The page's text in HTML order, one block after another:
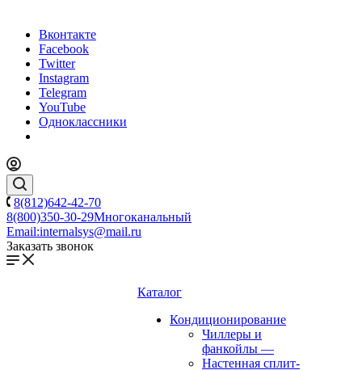
Вконтакте
Facebook
Twitter
Instagram
Telegram
YouTube
Одноклассники
8(812)642-42-70
8(800)350-30-29Многоканальный
Email:internalsys@mail.ru
Заказать звонок
Каталог
Кондиционирование
Чиллеры и
фанкойлы —
Настенная сплит-